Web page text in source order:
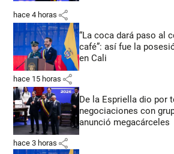
hace 4 horas share
“La coca dará paso al
café”: así fue la
en Cali
hace 15 horas share
De la Espriella dio por
negociaciones con
anunció megacárceles
hace 3 horas share